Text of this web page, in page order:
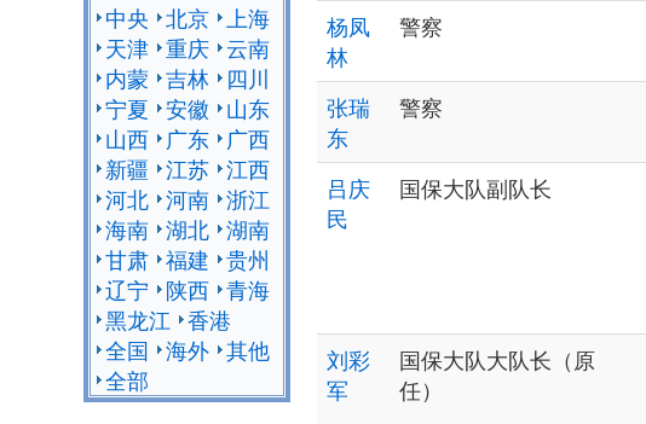
中央 北京 上海
天津 重庆 云南
内蒙 吉林
四川
宁夏 安徽
山东
山西
广东
广西
新疆 江苏 江西
河北 河南 浙江
海南 湖北 湖南
甘肃 福建 贵州
辽宁
陕西 青海
黑龙江 香港
全国 海外 其他
全部
杨凤
林
警察
张瑞
东
警察
吕庆
民
国保大队副队长
刘彩
军
国保大队大队长（原
任）